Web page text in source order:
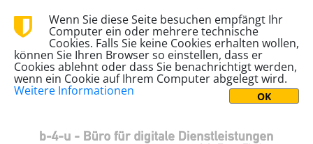
Wenn Sie diese Seite besuchen empfängt Ihr
Computer ein oder mehrere technische
Cookies. Falls Sie keine Cookies erhalten wollen,
können Sie Ihren Browser so einstellen, dass er
Cookies ablehnt oder dass Sie benachrichtigt werden,
wenn ein Cookie auf Ihrem Computer abgelegt wird.
Weitere Informationen